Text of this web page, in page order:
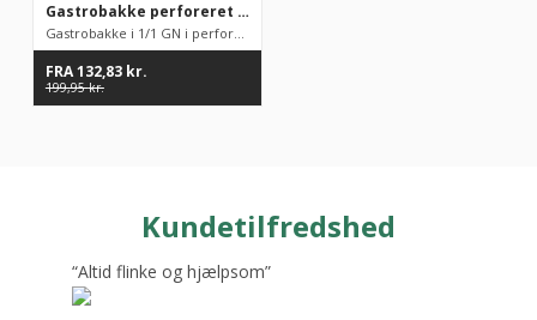
Gastrobakke perforeret 1/1, flere dybder
Gastrobakke i 1/1 GN i perforeret (med huller) Mål: 530 ...
FRA132,83 kr.
199,95kr.
Kundetilfredshed
“Altid flinke og hjælpsom”